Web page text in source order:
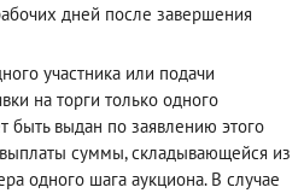
дней после завершения
участника или подачи
на торги только одного
быть выдан по заявлению этого
суммы, складывающейся из
одного шага аукциона. В случае